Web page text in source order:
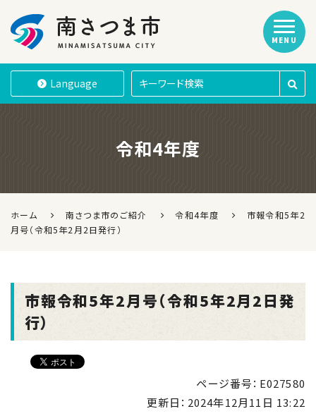
南さつま市
Language
MENU
令和4年度
ホーム 南さつま市のご紹介 令和4年度
市報令和5年2
月号（令和5年2月2日発行）
市報令和5年2月号（令和5年2月2日発
行）
ページ番号：E027580
更新日： 2024年12月11日 13:22